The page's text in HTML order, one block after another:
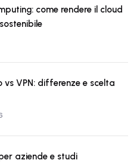
come rendere il cloud
vs VPN: differenze e scelta
aziende e studi